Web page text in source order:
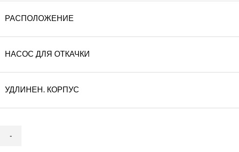
РАСПОЛОЖЕНИЕ
НАСОС ДЛЯ ОТКАЧКИ
УДЛИНЕН. КОРПУС